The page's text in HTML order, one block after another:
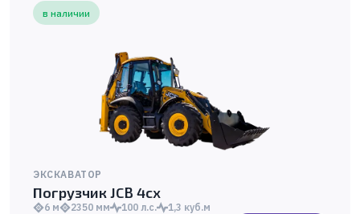
в наличии
ЭКСКАВАТОР
Погрузчик JCB 4cx
6 м 2350 мм 100 л.с. 1,3 куб.м